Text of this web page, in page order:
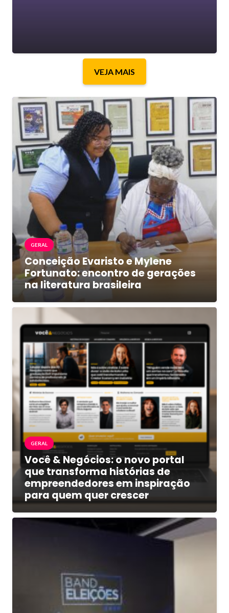
VEJA MAIS
GERAL
Conceição Evaristo e Mylene
Fortunato: encontro de gerações
na literatura brasileira
GERAL
Você & Negócios: o novo portal
que transforma histórias de
empreendedores em inspiração
para quem quer crescer